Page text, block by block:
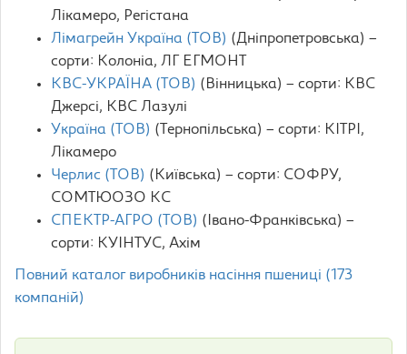
Лікамеро, Регістана
Лімагрейн Україна (ТОВ) (Дніпропетровська) –
сорти: Колоніа, ЛГ ЕГМОНТ
КВС-УКРАЇНА (ТОВ) (Вінницька) – сорти: КВС
Джерсі, КВС Лазулі
Україна (ТОВ) (Тернопільська) – сорти: КІТРІ,
Лікамеро
Черлис (ТОВ) (Київська) – сорти: СОФРУ,
СОМТЮОЗО КС
СПЕКТР-АГРО (ТОВ) (Івано-Франківська) –
сорти: КУІНТУС, Ахім
Повний каталог виробників насіння пшениці (173
компаній)